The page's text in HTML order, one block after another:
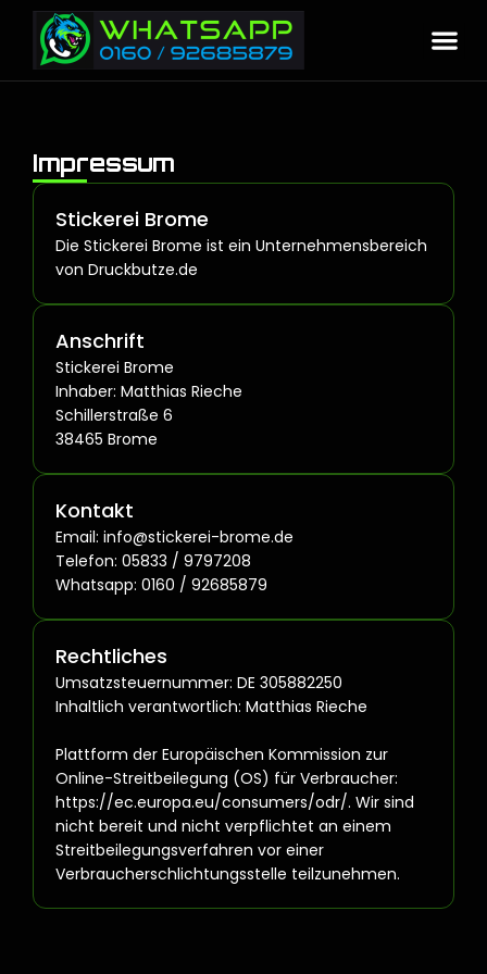
Impressum
Stickerei Brome
Die Stickerei Brome ist ein Unternehmensbereich
von Druckbutze.de
Anschrift
Stickerei Brome
Inhaber: Matthias Rieche
Schillerstraße 6
38465 Brome
Kontakt
Email: info@stickerei-brome.de
Telefon: 05833 / 9797208
Whatsapp: 0160 / 92685879
Rechtliches
Umsatzsteuernummer: DE 305882250
Inhaltlich verantwortlich: Matthias Rieche
Plattform der Europäischen Kommission zur
Online-Streitbeilegung (OS) für Verbraucher:
https://ec.europa.eu/consumers/odr/. Wir sind
nicht bereit und nicht verpflichtet an einem
Streitbeilegungsverfahren vor einer
Verbraucherschlichtungsstelle teilzunehmen.